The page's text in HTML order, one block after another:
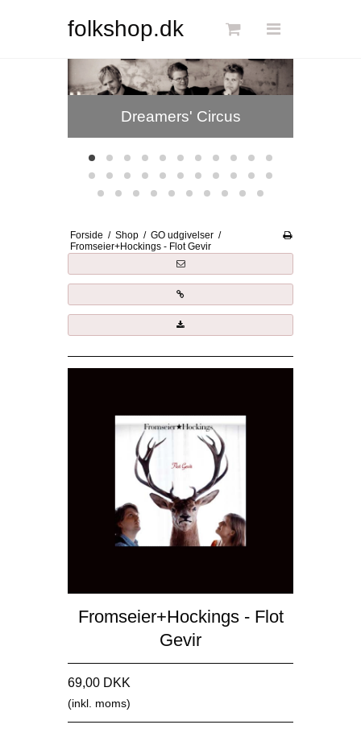
folkshop.dk
DKK
Dansk
Dreamers' Circus
Himla
Forside / Shop / GO udgivelser /
Fromseier+Hockings - Flot Gevir
Fromseier+Hockings - Flot
Gevir
69,00 DKK
(inkl. moms)